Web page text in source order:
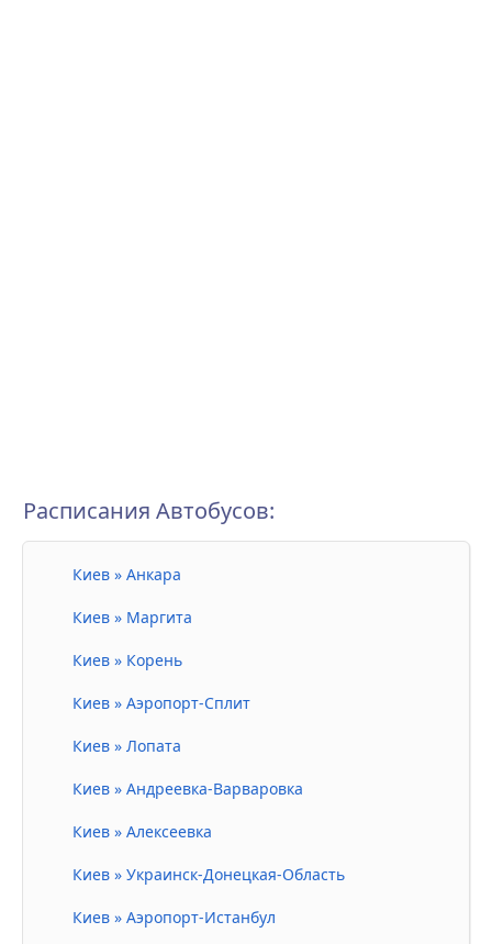
Расписания Автобусов:
Киев » Анкара
Киев » Маргита
Киев » Корень
Киев » Аэропорт-Сплит
Киев » Лопата
Киев » Андреевка-Варваровка
Киев » Алексеевка
Киев » Украинск-Донецкая-Область
Киев » Аэропорт-Истанбул